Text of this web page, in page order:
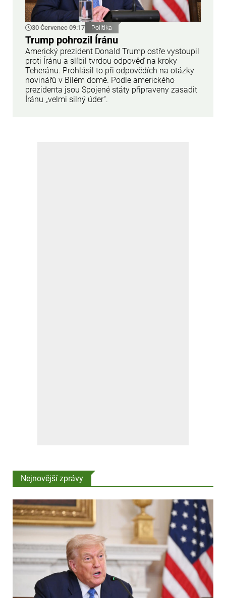
30 Červenec 09:17 Politika
Trump pohrozil Íránu
Americký prezident Donald Trump ostře vystoupil
proti Íránu a slíbil tvrdou odpověď na kroky
Teheránu. Prohlásil to při odpovědích na otázky
novinářů v Bílém domě. Podle amerického
prezidenta jsou Spojené státy připraveny zasadit
Íránu „velmi silný úder“.
Nejnovější zprávy